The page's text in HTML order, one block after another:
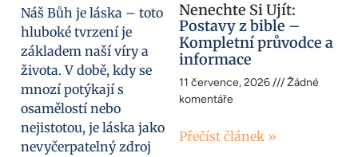
Náš Bůh je láska – toto
hluboké tvrzení je
základem naší víry a
života. V době, kdy se
mnozí potýkají s
osamělostí nebo
nejistotou, je láska jako
nevyčerpatelný zdroj
Nenechte Si Ujít:
Postavy z bible –
Kompletní průvodce a
informace
11 července, 2026
Žádné
komentáře
Přečíst článek »